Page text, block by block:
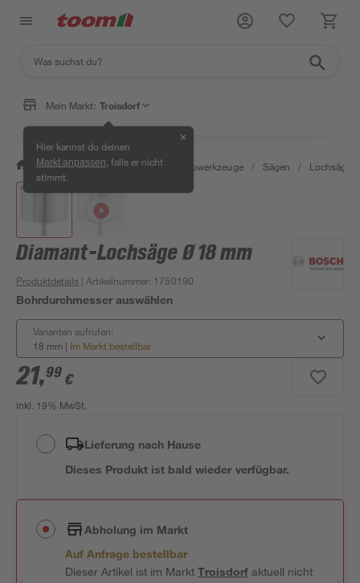
Mein Markt: Troisdorf
Hier kannst du deinen
Markt anpassen , falls er nicht
stimmt.
✕
/ Werkstatt & Maschinen / Elektrowerkzeuge / Sägen / Lochsägen
Diamant-Lochsäge Ø 18 mm
Produktdetails | Artikelnummer: 1750190
Bohrdurchmesser auswählen
Varianten aufrufen:
18 mm | Im Markt bestellbar
21,99 €
inkl. 19% MwSt.
Lieferung nach Hause
Dieses Produkt ist bald wieder verfügbar.
Abholung im Markt
Auf Anfrage bestellbar
Dieser Artikel ist im MarktTroisdorfaktuell nicht